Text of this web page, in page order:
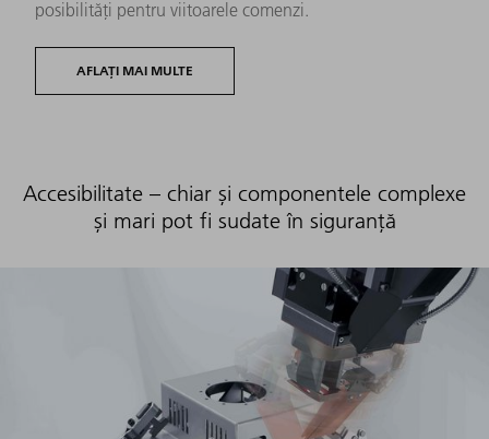
posibilități pentru viitoarele comenzi.
AFLAȚI MAI MULTE
Accesibilitate – chiar și componentele complexe
și mari pot fi sudate în siguranță